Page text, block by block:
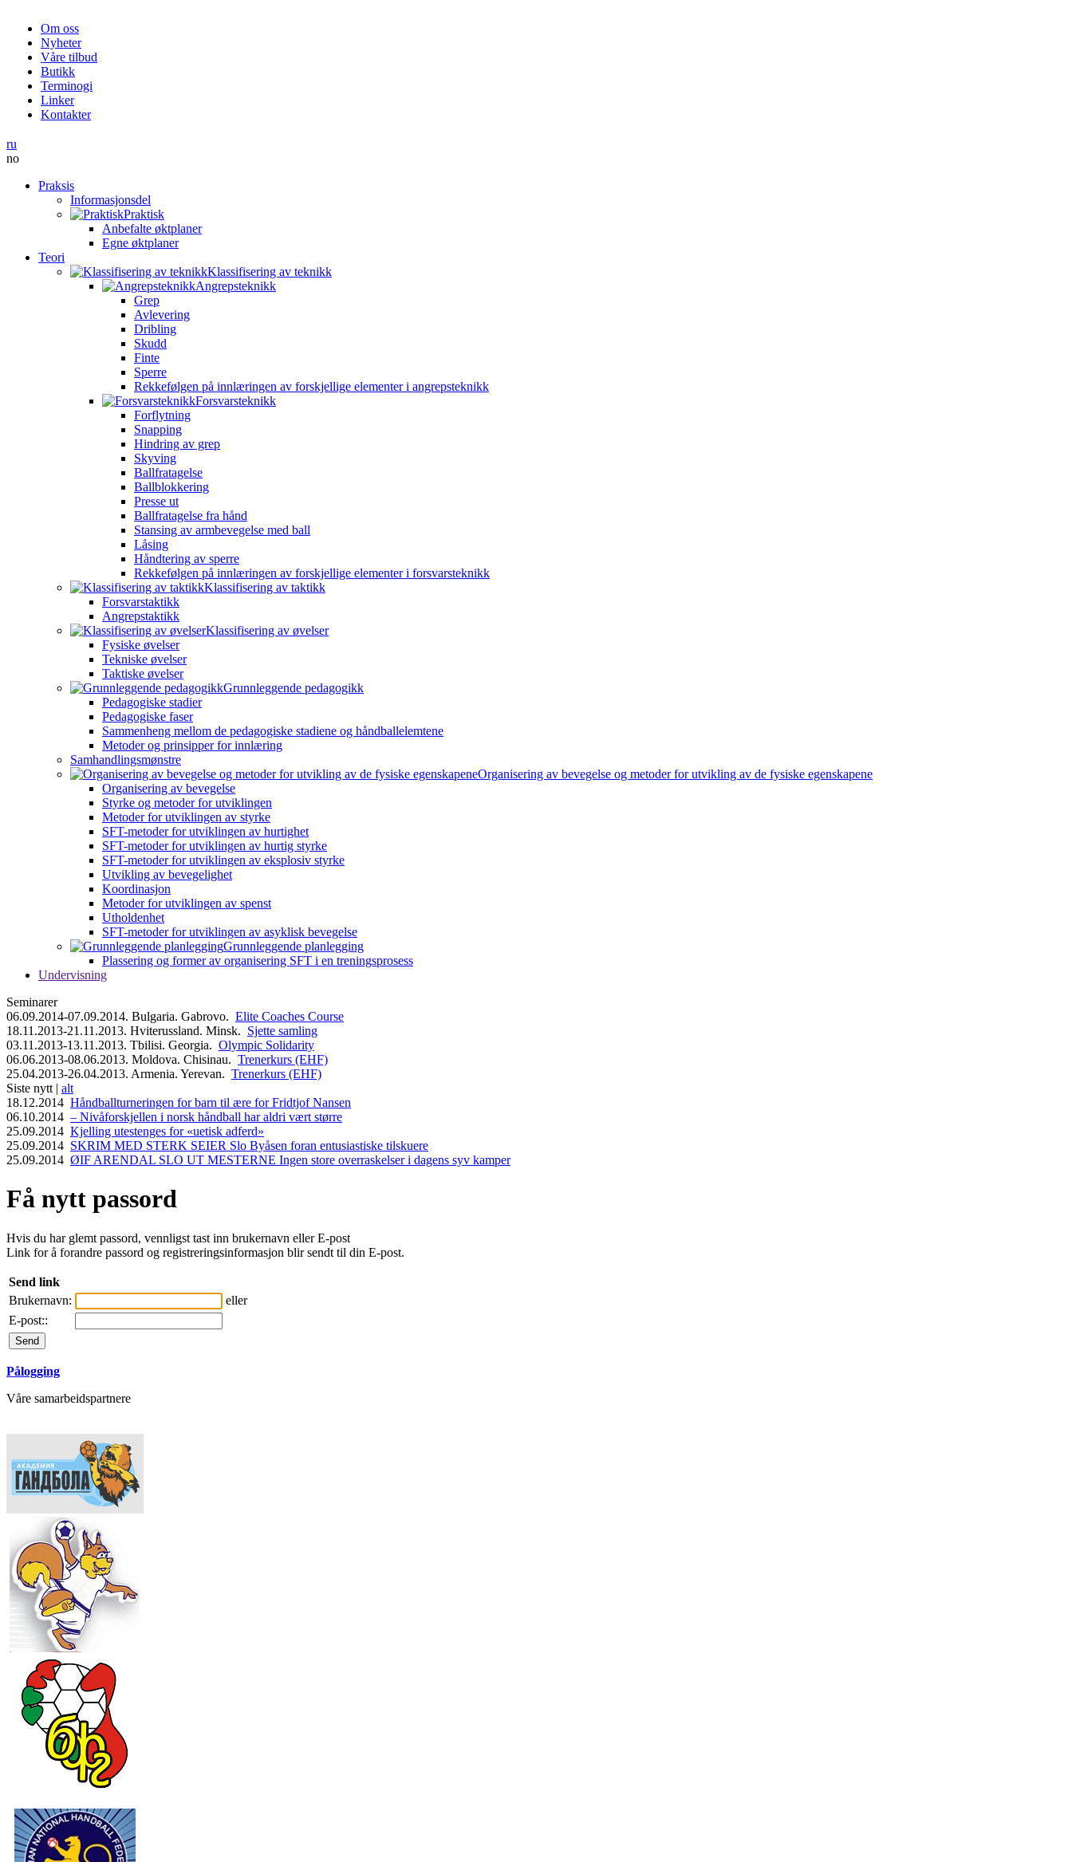
Om oss
Nyheter
Våre tilbud
Butikk
Terminogi
Linker
Kontakter
ru
no
Praksis
Informasjonsdel
Praktisk
Anbefalte øktplaner
Egne øktplaner
Teori
Klassifisering av teknikk
Angrepsteknikk
Grep
Avlevering
Dribling
Skudd
Finte
Sperre
Rekkefølgen på innlæringen av forskjellige elementer i angrepsteknikk
Forsvarsteknikk
Forflytning
Snapping
Hindring av grep
Skyving
Ballfratagelse
Ballblokkering
Presse ut
Ballfratagelse fra hånd
Stansing av armbevegelse med ball
Låsing
Håndtering av sperre
Rekkefølgen på innlæringen av forskjellige elementer i forsvarsteknikk
Klassifisering av taktikk
Forsvarstaktikk
Angrepstaktikk
Klassifisering av øvelser
Fysiske øvelser
Tekniske øvelser
Taktiske øvelser
Grunnleggende pedagogikk
Pedagogiske stadier
Pedagogiske faser
Sammenheng mellom de pedagogiske stadiene og håndballelemtene
Metoder og prinsipper for innlæring
Samhandlingsmønstre
Organisering av bevegelse og metoder for utvikling av de fysiske egenskapene
Organisering av bevegelse
Styrke og metoder for utviklingen
Metoder for utviklingen av styrke
SFT-metoder for utviklingen av hurtighet
SFT-metoder for utviklingen av hurtig styrke
SFT-metoder for utviklingen av eksplosiv styrke
Utvikling av bevegelighet
Koordinasjon
Metoder for utviklingen av spenst
Utholdenhet
SFT-metoder for utviklingen av asyklisk bevegelse
Grunnleggende planlegging
Plassering og former av organisering SFT i en treningsprosess
Undervisning
Seminarer
06.09.2014-07.09.2014. Bulgaria. Gabrovo. Elite Coaches Course
18.11.2013-21.11.2013. Hviterussland. Minsk. Sjette samling
03.11.2013-13.11.2013. Tbilisi. Georgia. Olympic Solidarity
06.06.2013-08.06.2013. Moldova. Chisinau. Trenerkurs (EHF)
25.04.2013-26.04.2013. Armenia. Yerevan. Trenerkurs (EHF)
Siste nytt | alt
18.12.2014 Håndballturneringen for barn til ære for Fridtjof Nansen
06.10.2014 – Nivåforskjellen i norsk håndball har aldri vært større
25.09.2014 Kjelling utestenges for «uetisk adferd»
25.09.2014 SKRIM MED STERK SEIER Slo Byåsen foran entusiastiske tilskuere
25.09.2014 ØIF ARENDAL SLO UT MESTERNE Ingen store overraskelser i dagens syv kamper
Få nytt passord
Hvis du har glemt passord, vennligst tast inn brukernavn eller E-post
Link for å forandre passord og registreringsinformasjon blir sendt til din E-post.
Send link
Brukernavn:
eller
E-post::
Pålogging
Våre samarbeidspartnere